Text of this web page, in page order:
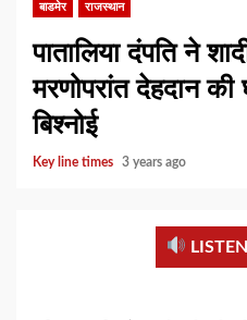
बाडमेर राजस्थान
पातालिया दंपति ने
मरणोपरांत देहदान
बिश्नोई
Key line times 3 years ago